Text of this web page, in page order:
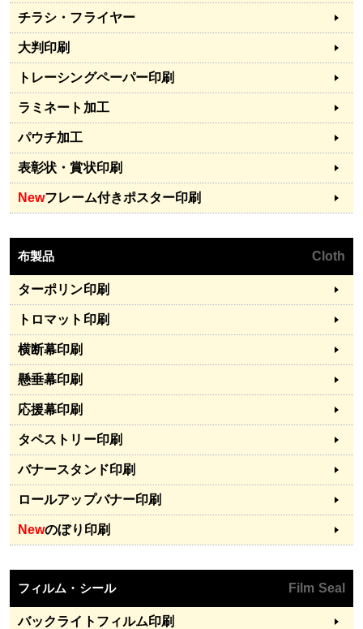
チラシ・フライヤー
大判印刷
トレーシングペーパー印刷
ラミネート加工
パウチ加工
表彰状・賞状印刷
Newフレーム付きポスター印刷
布製品 Cloth
ターポリン印刷
トロマット印刷
横断幕印刷
懸垂幕印刷
応援幕印刷
タペストリー印刷
バナースタンド印刷
ロールアップバナー印刷
Newのぼり印刷
フィルム・シール Film Seal
バックライトフィルム印刷